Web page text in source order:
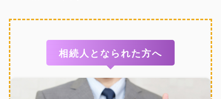
相続人となられた方へ